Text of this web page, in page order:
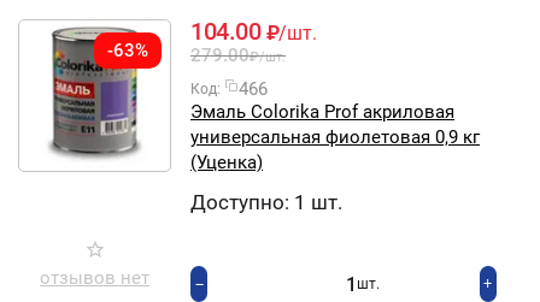
-63%
отзывов нет
104.00 ₽/шт.
279.00₽/шт.
Код:
466
Эмаль Colorika Prof акриловая
универсальная фиолетовая 0,9 кг
(Уценка)
Доступно: 1 шт.
+
шт.
−